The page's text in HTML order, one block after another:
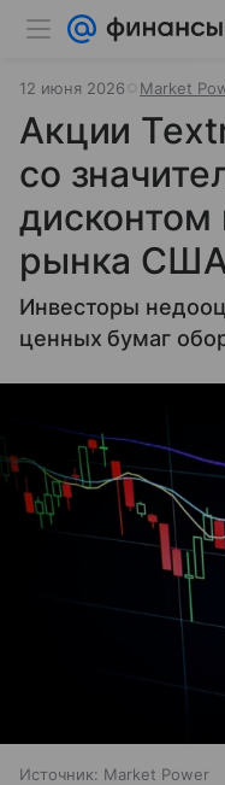
12 июня 2026 Market
Акции
со
дисконтом
рынка
Инвесторы
ценных бумаг
Источник: Market Power